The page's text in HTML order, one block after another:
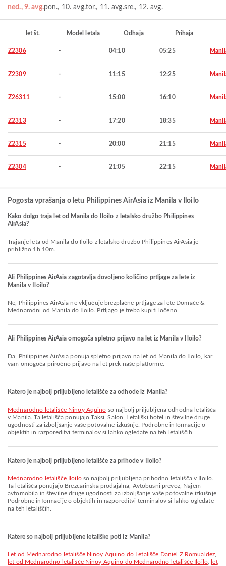
ned., 9. avg.pon., 10. avg.tor., 11. avg.sre., 12. avg.
let št. Model letala Odhaja Prihaja
Z2306 - 04:10 05:25
Z2309 - 11:15 12:25
Z26311 - 15:00 16:10
Z2313 - 17:20 18:35
Z2315 - 20:00 21:15
Z2304 - 21:05 22:15
Pogosta vprašanja o letu Philippines AirAsia iz Manila v Iloilo
Kako dolgo traja let od Manila do Iloilo z letalsko družbo Philippines
AirAsia?
Trajanje leta od Manila do Iloilo z letalsko družbo Philippines AirAsia je
približno 1h 10m.
Ali Philippines AirAsia zagotavlja dovoljeno količino prtljage za lete iz
Manila v Iloilo?
Ne, Philippines AirAsia ne vključuje brezplačne prtljage za lete Domače &
Mednarodni od Manila do Iloilo. Prtljago je treba kupiti ločeno.
Ali Philippines AirAsia omogoča spletno prijavo na let iz Manila v Iloilo?
Da, Philippines AirAsia ponuja spletno prijavo na let od Manila do Iloilo, kar
vam omogoča priročno prijavo na let prek naše platforme.
Katero je najbolj priljubljeno letališče za odhode iz Manila?
Mednarodno letališče Ninoy Aquino so najbolj priljubljena odhodna letališča
v Manila. Ta letališča ponujajo Taksi, Salon, Letališki hotel in številne druge
ugodnosti za izboljšanje vaše potovalne izkušnje. Podrobne informacije o
objektih in razporeditvi terminalov si lahko ogledate na teh letališčih.
Katero je najbolj priljubljeno letališče za prihode v Iloilo?
Mednarodno letališče Iloiloso najbolj priljubljena prihodno letališča v Iloilo.
Ta letališča ponujajo Brezcarinska prodajalna, Avtobusni prevoz, Najem
avtomobila in številne druge ugodnosti za izboljšanje vaše potovalne izkušnje.
Podrobne informacije o objektih in razporeditvi terminalov si lahko ogledate
na teh letališčih.
Katere so najbolj priljubljene letališke poti iz Manila?
let od Mednarodno letališče Ninoy Aquino do Letališče Daniel Z Romualdez
let od Mednarodno letališče Ninoy Aquino do Mednarodno letališče Iloilo,
let